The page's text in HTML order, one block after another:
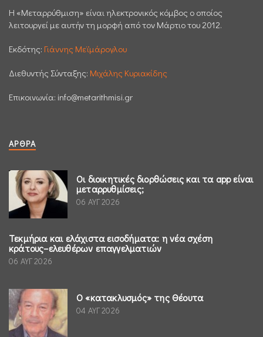
H «Μεταρρύθμιση» είναι ηλεκτρονικός κόμβος ο οποίος
λειτουργεί με αυτήν τη μορφή από τον Μάρτιο του 2012.
Εκδότης: Γιάννης Μεϊμάρογλου
Διεθυντής Σύνταξης: Μιχάλης Κυριακίδης
Επικοινωνία: info@metarithmisi.gr
ΆΡΘΡΑ
Οι διοικητικές διορθώσεις και τα app είναι
μεταρρυθμίσεις;
06 ΑΥΓ 2026
Τεκμήρια και ελάχιστα εισοδήματα: η νέα σχέση
κράτους–ελευθέρων επαγγελματιών
06 ΑΥΓ 2026
Ο «κατακλυσμός» της Θέουτα
04 ΑΥΓ 2026